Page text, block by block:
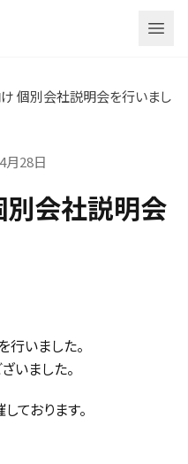
メニ
個別会社説明会を行いまし
月28日
会社説明会
いました。
いました。
ております。